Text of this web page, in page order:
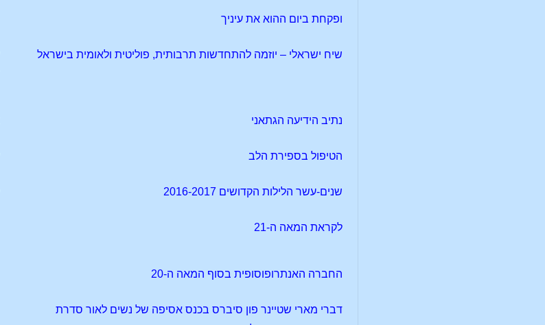
ופקחת ביום ההוא את עיניך
שיח ישראלי – יוזמה להתחדשות תרבותית, פוליטית ולאומית בישראל
נתיב הידיעה הגתאני
הטיפול בספירת הלב
שנים-עשר הלילות הקדושים 2016-2017
לקראת המאה ה-21
החברה האנתרופוסופית בסוף המאה ה-20
דברי מארי שטיינר פון סיברס בכנס אסיפה של נשים לאור סדרת